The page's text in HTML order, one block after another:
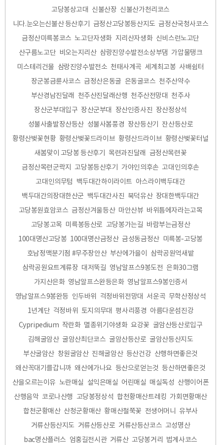
고당봉상고대
신불산장 신불산가천리코스
니다.눈오는신불산 등산후기
금정산고당봉등산지도 금정산국청사코스
금정산미륵봉코스 노고단자생화 지리산자생화 신비스런노고단
산구름노고단 비오는지리산 삼랑진양수발전소상부댐 가압물탱크
미스테리건물 삼랑진양수발전소 천태사계곡 세계최고봉 사배쉼터
장군봉금륜사코스 금정산은동굴 은동굴코스 천주산약수
부산경남진달래
천주산진달래산행 천주산전망대
천주사
장산군부대입구 장산군부대 장산인증사진 장산정상석
성불사출발장산등산 성불사봄풍경 장산등산기
잔산등산로
황령산벚꽃현황 황령산벚꽃드라이브 황령산드라이브 황령산벚꽃터널
새봄맞이 고당봉 등산후기
목련과진달래
금정산목련꽃
금정산목련군락지
고당봉등산후기 가야인의후손 고대인의후손
고대인의무텀
백두대간하이라이트 아스라이백두대간
백두대간의장대한산군 백두대간사진 북덕유산 장대한백두대간
고당봉원효암코스 금정산겨울등산 마안산뷰 바위틈에자라는고목
고당봉고목 미륵봉등산로 고당봉가는길 바람부는금정산
100대명산고당봉 100대명산금정산 금성동금정산 미륵봉-고당봉
호남정맥분기점 #무주장안산 부산에가을이
삼락공원억새밭
삼락공원요트계류장 대저뚝길 영남알프스9봉도전 은화30그램
가지산은화 영남알프스완등은화 영남알프스9봉인증서
영남알프스9봉완등 인두바위 걱정바위전망대 서운곡 무학산정상석
1년계단 걱정바위 토지의무대 평사리풍경 아름다운섬진강
Cypripedium 작란화 멸종위기야생화 요강꽃 굴암산등산로입구
김해굴암산 굴암산최단코스 굴암산등산로 굴암산등산지도
부산굴암산 창원굴암산 진해굴암산 등산건강 산행하면좋은것
왜산꼭대기를갑니까 왜산에가나요 등산으로얻는것 등산하면좋은것
산을오르는이유 노란매실 설익은매실 어린매실 매실독성 산행이어폰
산행음악 코로나산행 고당봉정상석 합천황매산트레킹 가회면황매산
합천군황매산 산청군황매산 황매산철쭉꽃 전생어머니
유부사
거류산등산지도 거류산등산로 거류산등산코스 고성명산
bac명산플러스 엄홍길전시관 거류산 고당봉거리 법계사코스